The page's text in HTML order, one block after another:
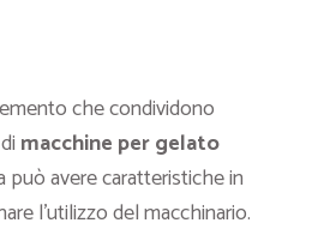
che condividono
macchine per gelato
può avere caratteristiche in
l’utilizzo del macchinario.